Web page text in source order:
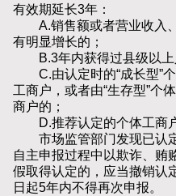
有效期延长3年：
A.销售额或者营业收入、
有明显增长的；
B.3年内获得过县级以上
C.由认定时的“成长型”个
工商户，或者由“生存型”个
商户的；
D.推荐认定的个体工商户
市场监管部门发现已认定
自主申报过程中以欺诈、贿
假取得认定的，应当撤销认
日起5年内不得再次申报。